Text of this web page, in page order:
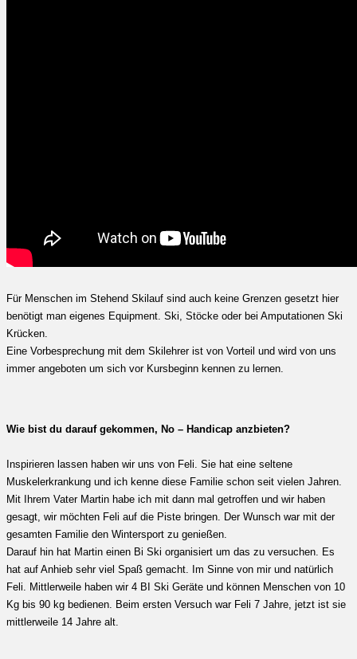
Für Menschen im Stehend Skilauf sind auch keine Grenzen gesetzt hier
benötigt man eigenes Equipment. Ski, Stöcke oder bei Amputationen Ski
Krücken.
Eine Vorbesprechung mit dem Skilehrer ist von Vorteil und wird von uns
immer angeboten um sich vor Kursbeginn kennen zu lernen.
Wie bist du darauf gekommen, No – Handicap anzbieten?
Inspirieren lassen haben wir uns von Feli. Sie hat eine seltene
Muskelerkrankung und ich kenne diese Familie schon seit vielen Jahren.
Mit Ihrem Vater Martin habe ich mit dann mal getroffen und wir haben
gesagt, wir möchten Feli auf die Piste bringen. Der Wunsch war mit der
gesamten Familie den Wintersport zu genießen.
Darauf hin hat Martin einen Bi Ski organisiert um das zu versuchen. Es
hat auf Anhieb sehr viel Spaß gemacht. Im Sinne von mir und natürlich
Feli. Mittlerweile haben wir 4 BI Ski Geräte und können Menschen von 10
Kg bis 90 kg bedienen. Beim ersten Versuch war Feli 7 Jahre, jetzt ist sie
mittlerweile 14 Jahre alt.